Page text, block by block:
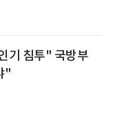
기 침투" 국방부
"